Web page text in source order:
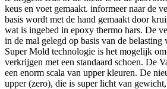
keus en voet gemaakt. informeer naar de
basis wordt met de hand gemaakt door
wat is ingebed in epoxy thermo hars. De
in de mal gelegd op basis van de belasting
Super Mold technologie is het mogelijk
verkrijgen met een standaard schoen. De
een enorm scala van upper kleuren. De
upper (zero), die is super licht van